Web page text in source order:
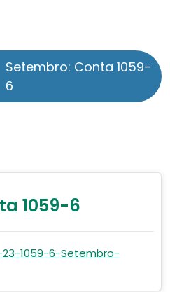
Setembro: Conta 1059-
6
1059-6
1059-6-Setembro-